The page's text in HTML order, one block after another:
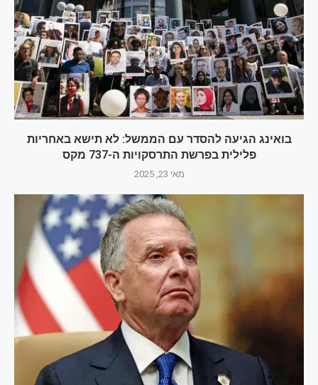
בואינג הגיעה להסדר עם הממשל: לא תישא באחריות
פלילית בפרשת התרסקויות ה-737 מקס
מאי 23, 2025